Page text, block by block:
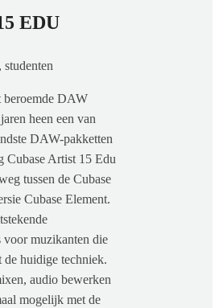
EDU
studenten
beroemde DAW
heen een van
DAW-pakketten
Cubase Artist 15 Edu
tussen de Cubase
Cubase Element.
voor muzikanten die
huidige techniek.
audio bewerken
mogelijk met de